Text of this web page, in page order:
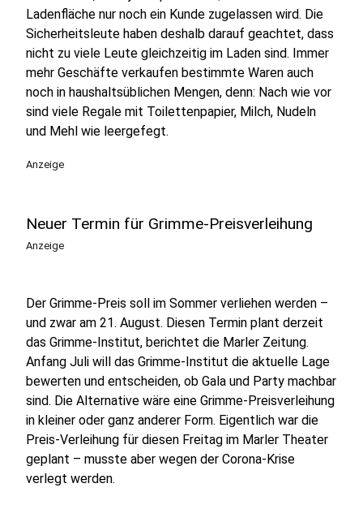
Ladenfläche nur noch ein Kunde zugelassen wird. Die
Sicherheitsleute haben deshalb darauf geachtet, dass
nicht zu viele Leute gleichzeitig im Laden sind. Immer
mehr Geschäfte verkaufen bestimmte Waren auch
noch in haushaltsüblichen Mengen, denn: Nach wie vor
sind viele Regale mit Toilettenpapier, Milch, Nudeln
und Mehl wie leergefegt.
Anzeige
Neuer Termin für Grimme-Preisverleihung
Anzeige
Der Grimme-Preis soll im Sommer verliehen werden –
und zwar am 21. August. Diesen Termin plant derzeit
das Grimme-Institut, berichtet die Marler Zeitung.
Anfang Juli will das Grimme-Institut die aktuelle Lage
bewerten und entscheiden, ob Gala und Party machbar
sind. Die Alternative wäre eine Grimme-Preisverleihung
in kleiner oder ganz anderer Form. Eigentlich war die
Preis-Verleihung für diesen Freitag im Marler Theater
geplant – musste aber wegen der Corona-Krise
verlegt werden.